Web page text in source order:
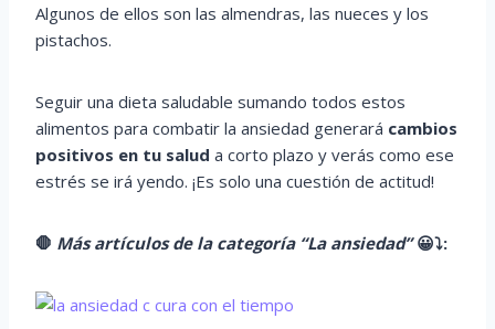
Algunos de ellos son las almendras, las nueces y los
pistachos.
Seguir una dieta saludable sumando todos estos
alimentos para combatir la ansiedad generará cambios
positivos en tu salud a corto plazo y verás como ese
estrés se irá yendo. ¡Es solo una cuestión de actitud!
🛑 Más artículos de la categoría “La ansiedad”😀⤵️: